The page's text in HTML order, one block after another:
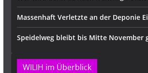
Massenhaft Verletzte an der Deponie
Speidelweg bleibt bis Mitte November
WILIH im Überblick